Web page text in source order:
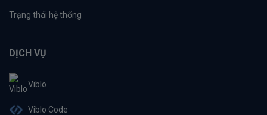
Trạng thái hệ thống
DỊCH VỤ
Viblo
Viblo Code